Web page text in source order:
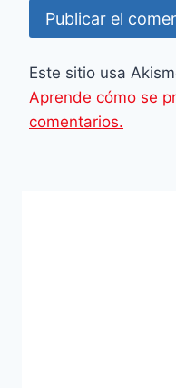
Este sitio usa
Aprende cómo se
comentarios.